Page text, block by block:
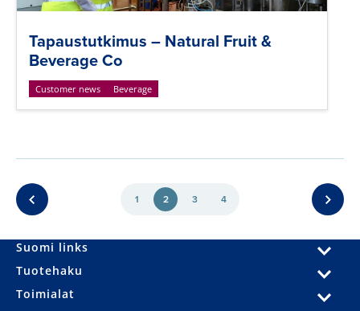
Tapaustutkimus – Natural Fruit &
Beverage Co
Customer news Beverage
1 2 3 4
Suomi links
Tuotehaku
Toimialat